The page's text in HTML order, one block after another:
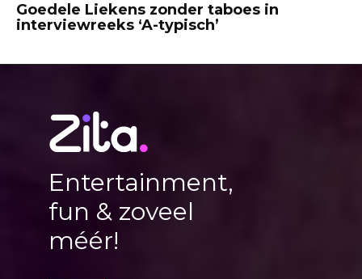
Goedele Liekens zonder taboes in
interviewreeks ‘A-typisch’
Entertainment,
fun & zoveel
méér!